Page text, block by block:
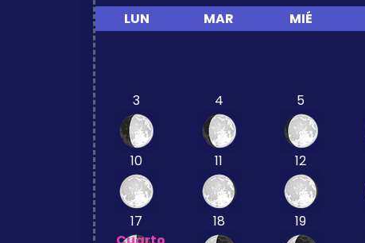
LUN MAR MIÉ
3 4 5
10
11 12
17
18 19